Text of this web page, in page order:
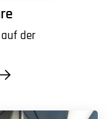
der